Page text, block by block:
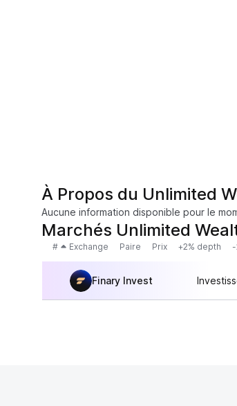
À Propos du Unlimited
Aucune information disponible pour le
Marchés Unlimited
# Exchange Paire Prix +2% depth
Finary Invest